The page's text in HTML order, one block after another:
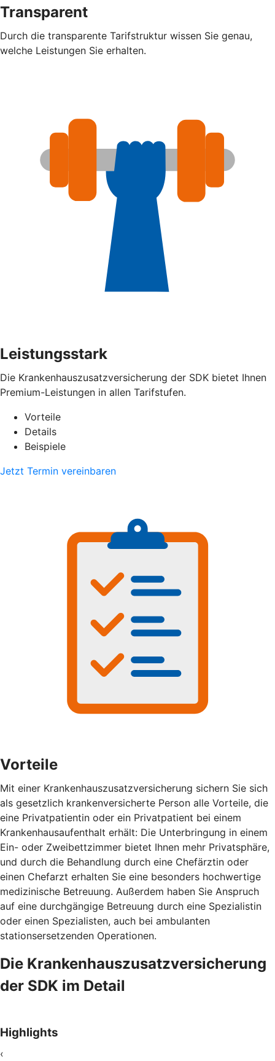
Transparent
Durch die transparente Tarifstruktur wissen Sie genau,
welche Leistungen Sie erhalten.
Leistungsstark
Die Krankenhauszusatzversicherung der SDK bietet Ihnen
Premium-Leistungen in allen Tarifstufen.
Vorteile
Details
Beispiele
Jetzt Termin vereinbaren
Vorteile
Mit einer Krankenhauszusatzversicherung sichern Sie sich
als gesetzlich krankenversicherte Person alle Vorteile, die
eine Privatpatientin oder ein Privatpatient bei einem
Krankenhausaufenthalt erhält: Die Unterbringung in einem
Ein- oder Zweibettzimmer bietet Ihnen mehr Privatsphäre,
und durch die Behandlung durch eine Chefärztin oder
einen Chefarzt erhalten Sie eine besonders hochwertige
medizinische Betreuung. Außerdem haben Sie Anspruch
auf eine durchgängige Betreuung durch eine Spezialistin
oder einen Spezialisten, auch bei ambulanten
stationsersetzenden Operationen.
Die Krankenhauszusatzversicherung
der SDK im Detail
Highlights
‹